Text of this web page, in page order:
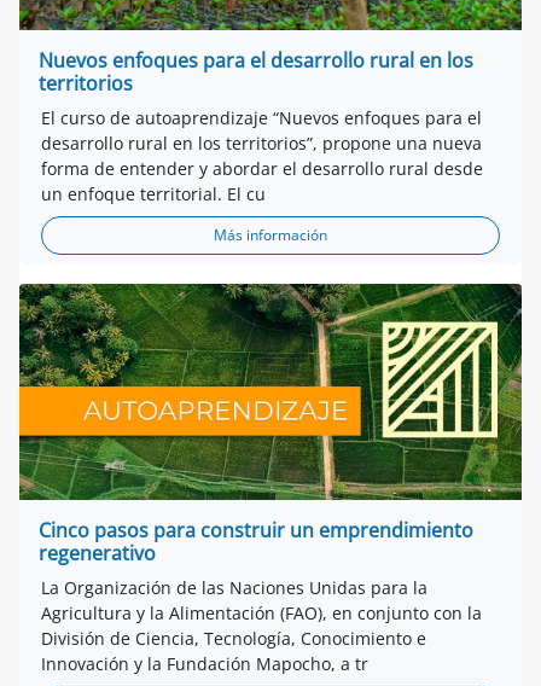
Nuevos enfoques para el desarrollo rural en los
territorios
El curso de autoaprendizaje “Nuevos enfoques para el
desarrollo rural en los territorios”, propone una nueva
forma de entender y abordar el desarrollo rural desde
un enfoque territorial. El cu
Más información
Cinco pasos para construir un emprendimiento
regenerativo
La Organización de las Naciones Unidas para la
Agricultura y la Alimentación (FAO), en conjunto con la
División de Ciencia, Tecnología, Conocimiento e
Innovación y la Fundación Mapocho, a tr